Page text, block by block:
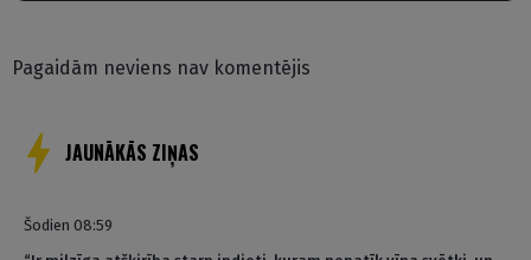
Pagaidām neviens nav komentējis
JAUNĀKĀS ZIŅAS
Šodien 08:59